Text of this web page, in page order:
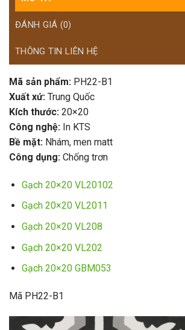
ĐÁNH GIÁ (0)
THÔNG TIN LIÊN HỆ
Mã sản phẩm: PH22-B1
Xuất xứ: Trung Quốc
Kích thước: 20×20
Công nghệ: In KTS
Bề mặt: Nhám, men matt
Công dụng: Chống trơn
Gạch 20×20 VL20102
Gạch 20×20 VL2011
Gạch 20×20 VL208
Gạch 20×20 VL202
Gạch 20×20 GBM053
Mã PH22-B1